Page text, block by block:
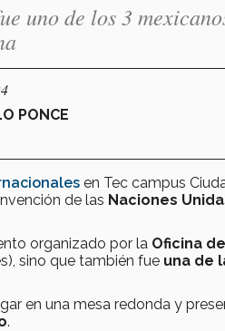
uno de los 3
PONCE
en Tec campus
de las Naciones
organizado por la Oficina
sino que también fue una de
en una mesa redonda y
.